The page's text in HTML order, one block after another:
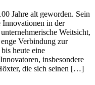
Jahre alt geworden. Sein
Innovationen in der
Weitsicht,
Verbindung zur
heute eine
insbesondere
die sich seinen […]